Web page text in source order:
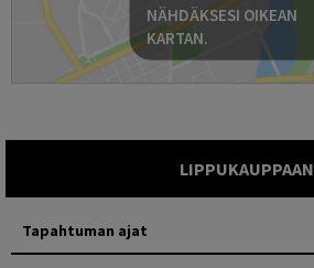
NÄHDÄKSESI OIKEAN
KARTAN.
LIPPUKAUPPAAN
Tapahtuman ajat